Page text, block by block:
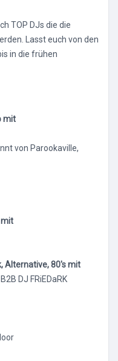
TOP DJs die die
Lasst euch von den
in die frühen
mit
von Parookaville,
mit
Alternative, 80's mit
DJ FRiEDaRK